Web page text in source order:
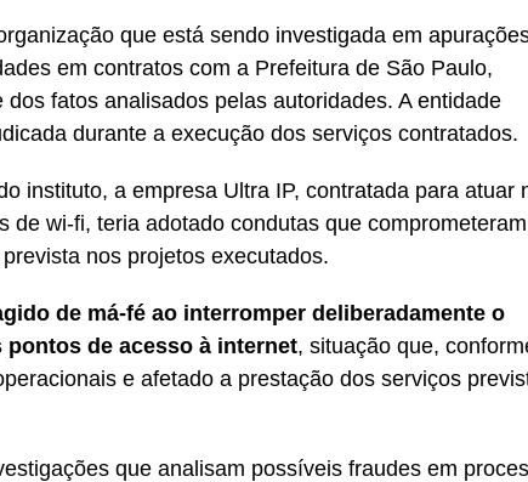
que está sendo investigada em
em contratos com a Prefeitura de São Paulo,
fatos analisados pelas autoridades. A entidade
durante a execução dos serviços contratados.
instituto, a empresa Ultra IP, contratada para atuar
de wi-fi, teria adotado condutas que
nos projetos executados.
de má-fé ao interromper deliberadamente o
de acesso à internet, situação que,
e afetado a prestação dos serviços
que analisam possíveis fraudes em